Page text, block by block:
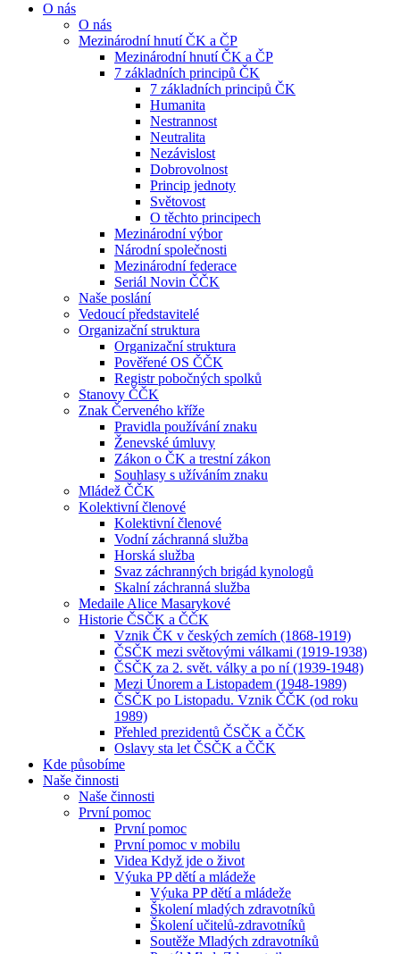
O nás
O nás
Mezinárodní hnutí ČK a ČP
Mezinárodní hnutí ČK a ČP
7 základních principů ČK
7 základních principů ČK
Humanita
Nestrannost
Neutralita
Nezávislost
Dobrovolnost
Princip jednoty
Světovost
O těchto principech
Mezinárodní výbor
Národní společnosti
Mezinárodní federace
Seriál Novin ČČK
Naše poslání
Vedoucí představitelé
Organizační struktura
Organizační struktura
Pověřené OS ČČK
Registr pobočných spolků
Stanovy ČČK
Znak Červeného kříže
Pravidla používání znaku
Ženevské úmluvy
Zákon o ČK a trestní zákon
Souhlasy s užíváním znaku
Mládež ČČK
Kolektivní členové
Kolektivní členové
Vodní záchranná služba
Horská služba
Svaz záchranných brigád kynologů
Skalní záchranná služba
Medaile Alice Masarykové
Historie ČSČK a ČČK
Vznik ČK v českých zemích (1868-1919)
ČSČK mezi světovými válkami (1919-1938)
ČSČK za 2. svět. války a po ní (1939-1948)
Mezi Únorem a Listopadem (1948-1989)
ČSČK po Listopadu. Vznik ČČK (od roku
1989)
Přehled prezidentů ČSČK a ČČK
Oslavy sta let ČSČK a ČČK
Kde působíme
Naše činnosti
Naše činnosti
První pomoc
První pomoc
První pomoc v mobilu
Videa Když jde o život
Výuka PP dětí a mládeže
Výuka PP dětí a mládeže
Školení mladých zdravotníků
Školení učitelů-zdravotníků
Soutěže Mladých zdravotníků